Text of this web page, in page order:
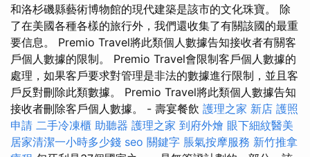
和洛杉磯縣藝術博物館的現代建築是該市的文化珠寶。 除
了在美國各種各樣的旅行外，我們還收集了有關該國的最重
要信息。 Premio Travel將此類個人數據告知接收者有關客
戶個人數據的限制。 Premio Travel會限制客戶個人數據的
處理，如果客戶要求對管理是非法的數據進行限制，並且客
戶反對刪除此類數據。 Premio Travel將此類個人數據告知
接收者刪除客戶個人數據。 - 壽宴餐飲 護理之家 新店 護照
申請 二手冷凍櫃 助聽器 護理之家 到府外燴 眼下細紋醫美
居家清潔一小時多少錢 seo 關鍵字 脹氣按摩服務 新竹推拿